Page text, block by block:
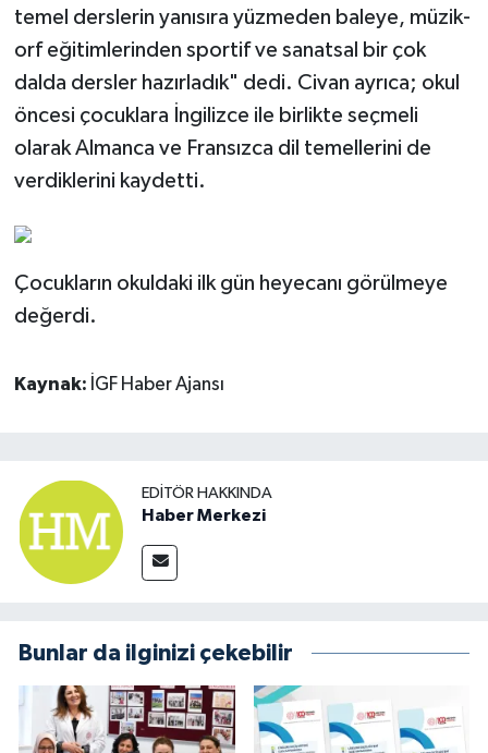
temel derslerin yanısıra yüzmeden baleye, müzik-
orf eğitimlerinden sportif ve sanatsal bir çok
dalda dersler hazırladık" dedi. Civan ayrıca; okul
öncesi çocuklara İngilizce ile birlikte seçmeli
olarak Almanca ve Fransızca dil temellerini de
verdiklerini kaydetti.
Çocukların okuldaki ilk gün heyecanı görülmeye
değerdi.
Kaynak: İGF Haber Ajansı
EDITÖR HAKKINDA
Haber Merkezi
Bunlar da ilginizi çekebilir